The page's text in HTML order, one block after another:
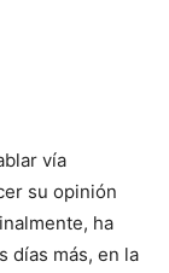
vía
su opinión
ha
días más, en la